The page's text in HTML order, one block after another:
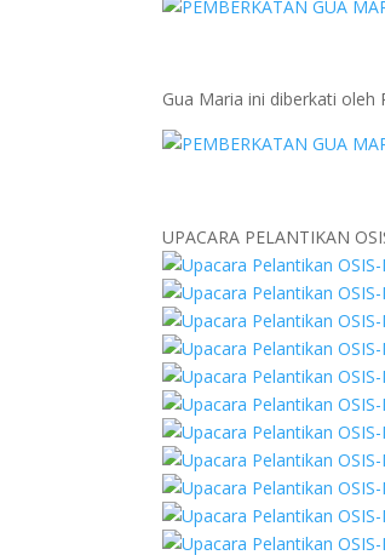
Gua Maria ini diberkati oleh
UPACARA PELANTIKAN